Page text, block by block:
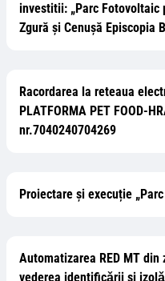
investitii: „Parc Fotovoltaic
Zgură și Cenușă Episcopia
Racordarea la reteaua
PLATFORMA PET FOOD-
nr.7040240704269
Proiectare și execuție
Automatizarea RED MT
vederea identificǎrii și